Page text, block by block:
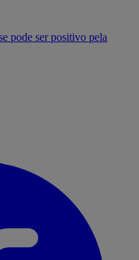
pode ser positivo pela